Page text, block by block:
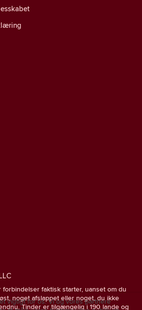
faktisk starter, uanset om du
noget afslappet eller noget, du ikke
Tinder er tilgængelig i 190 lande og
vigtigt for os. Vi og vores partnere